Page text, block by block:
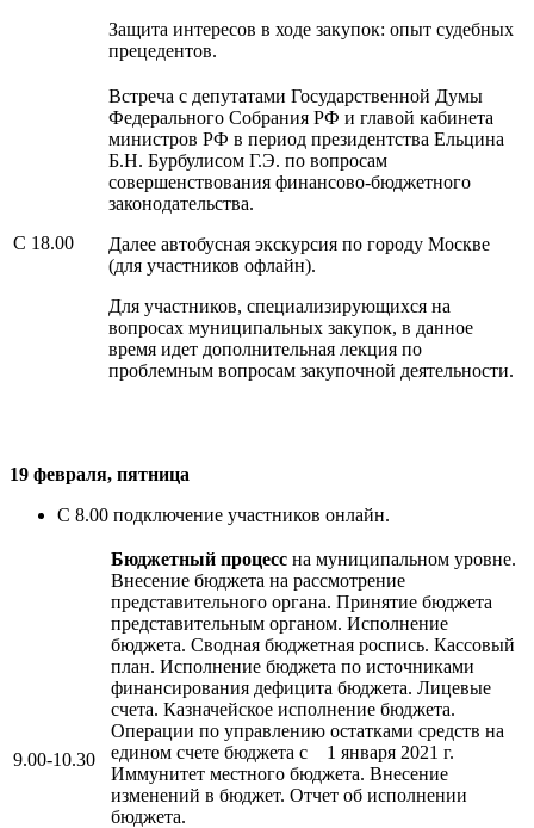
Защита интересов в ходе закупок: опыт судебных
прецедентов.
С 18.00
Встреча с депутатами Государственной Думы
Федерального Собрания РФ и главой кабинета
министров РФ в период президентства Ельцина
Б.Н. Бурбулисом Г.Э. по вопросам
совершенствования финансово-бюджетного
законодательства.
Далее автобусная экскурсия по городу Москве
(для участников офлайн).
Для участников, специализирующихся на
вопросах муниципальных закупок, в данное
время идет дополнительная лекция по
проблемным вопросам закупочной деятельности.
19 февраля, пятница
С 8.00 подключение участников онлайн.
9.00-10.30
Бюджетный процесс на муниципальном уровне.
Внесение бюджета на рассмотрение
представительного органа. Принятие бюджета
представительным органом. Исполнение
бюджета. Сводная бюджетная роспись. Кассовый
план. Исполнение бюджета по источниками
финансирования дефицита бюджета. Лицевые
счета. Казначейское исполнение бюджета.
Операции по управлению остатками средств на
едином счете бюджета с 1 января 2021 г.
Иммунитет местного бюджета. Внесение
изменений в бюджет. Отчет об исполнении
бюджета.